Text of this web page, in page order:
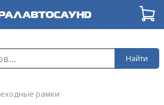
Найти
рамки